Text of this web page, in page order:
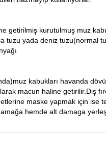
getirilmiş kurutulmuş muz
tuzu yada deniz tuzu(normal
kabukları havanda
macun haline getirilir.Diş
etlerine maske yapmak için ise
hemde alt damaga